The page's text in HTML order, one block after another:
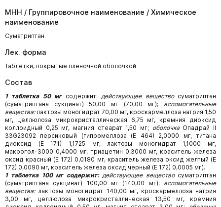
МНН / Группировочное наименование / Химическое
наименование
Суматриптан
Лек. форма
Таблетки, покрытые пленочной оболочкой
Состав
1 таблетка 50 мгсодержит:действующее веществосуматриптан
(суматриптана сукцинат) 50,00 мг (70,00 мг); вспомогательные
вещества:лактозы моногидрат 70,00 мг, кроскармеллоза натрия 1,50
мг, целлюлоза микрокристаллическая 6,75 мг, кремния диоксид
коллоидный 0,25 мг, магния стеарат 1,50 мг; оболочкаОпадрай II
33G23092 персиковый (гипромеллоза (Е 464) 2,0000 мг, титана
диоксид (Е 171) 1,1725 мг, лактозы моногидрат 1,1000 мг,
макрогол-3000 0,4000 мг, триацетин 0,3000 мг, краситель железа
оксид красный (Е 172) 0,0180 мг, краситель железа оксид желтый (Е
172) 0,0090 мг, краситель железа оксид черный (Е 172) 0,0005 мг).
1 таблетка 100 мг содержит: действующее веществосуматриптан
(суматриптана сукцинат) 100,00 мг (140,00 мг); вспомогательные
вещества:лактозы моногидрат 140,00 мг, кроскармеллоза натрия
3,00 мг, целлюлоза микрокристаллическая 13,50 мг, кремния